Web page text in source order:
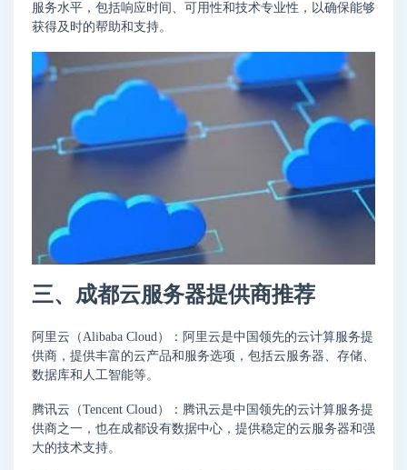
服务水平，包括响应时间、可用性和技术专业性，以确保能够
获得及时的帮助和支持。
三、成都云服务器提供商推荐
阿里云（Alibaba Cloud）：阿里云是中国领先的云计算服务提
供商，提供丰富的云产品和服务选项，包括云服务器、存储、
数据库和人工智能等。
腾讯云（Tencent Cloud）：腾讯云是中国领先的云计算服务提
供商之一，也在成都设有数据中心，提供稳定的云服务器和强
大的技术支持。